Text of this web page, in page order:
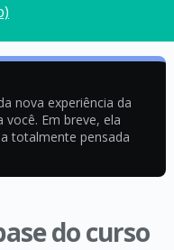
nova experiência da
Em breve, ela
totalmente pensada
do curso